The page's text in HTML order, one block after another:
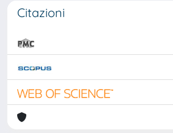
Citazioni